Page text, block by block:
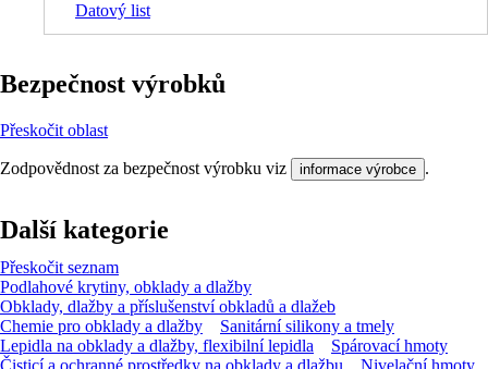
Datový list
Bezpečnost výrobků
Přeskočit oblast
Zodpovědnost za bezpečnost výrobku viz informace výrobce .
Další kategorie
Přeskočit seznam
Podlahové krytiny, obklady a dlažby
Obklady, dlažby a příslušenství obkladů a dlažeb
Chemie pro obklady a dlažby
Sanitární silikony a tmely
Lepidla na obklady a dlažby, flexibilní lepidla
Spárovací hmoty
Čisticí a ochranné prostředky na obklady a dlažbu
Nivelační hmoty